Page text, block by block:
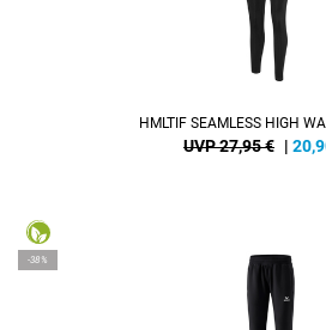
HMLTIF SEAMLESS HIGH
UVP 27,95 € |
-38%